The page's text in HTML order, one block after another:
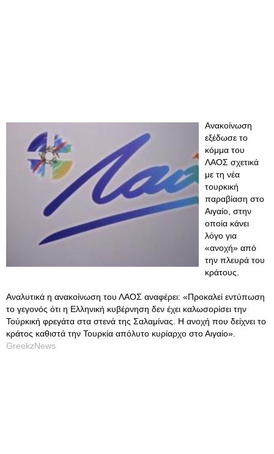
Ανακοίνωση
εξέδωσε το
κόμμα του
ΛΑΟΣ σχετικά
με τη νέα
τουρκική
παραβίαση στο
Αιγαίο, στην
οποία κάνει
λόγο για
«ανοχή» από
την πλευρά του
κράτους.
Αναλυτικά η ανακοίνωση του ΛΑΟΣ αναφέρει: «Προκαλεί εντύπωση
το γεγονός ότι η Ελληνική κυβέρνηση δεν έχει καλωσορίσει την
Τούρκική φρεγάτα στα στενά της Σαλαμίνας. Η ανοχή που δείχνει το
κράτος καθιστά την Τουρκία απόλυτο κυρίαρχο στο Αιγαίο».
GreekzNews